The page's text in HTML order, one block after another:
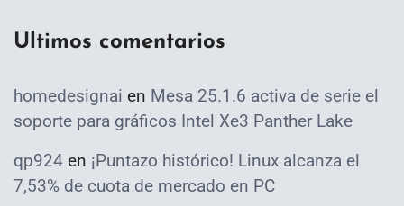
Ultimos comentarios
homedesignai en Mesa 25.1.6 activa de serie el
soporte para gráficos Intel Xe3 Panther Lake
qp924 en ¡Puntazo histórico! Linux alcanza el
7,53% de cuota de mercado en PC